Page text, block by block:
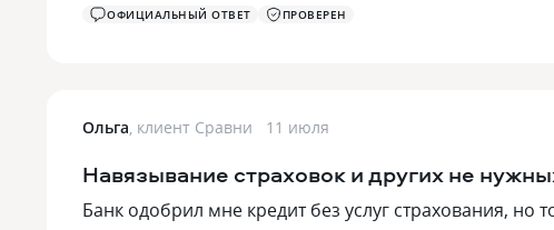
ОФИЦИАЛЬНЫЙ ОТВЕТ ПРОВЕРЕН
Ольга, клиент Сравни 11 июля
Навязывание страховок и других не
Банк одобрил мне кредит без услуг страхования, но